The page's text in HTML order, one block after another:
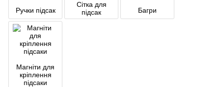
Ручки підсак
Сітка для
підсак
Багри
Магніти для
кріплення
підсаки